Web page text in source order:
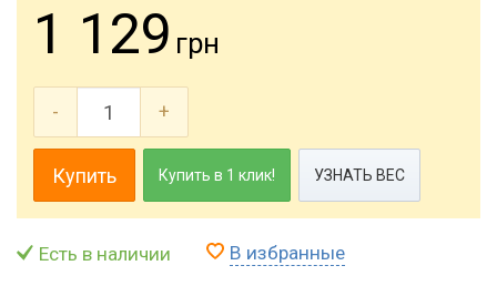
1 129 грн
- +
Купить Купить в 1 клик! УЗНАТЬ ВЕС
Есть в наличии В избранные